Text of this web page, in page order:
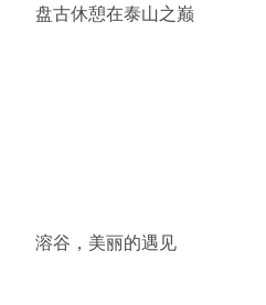
盘古休憩在泰山之巅
溶谷，美丽的遇见